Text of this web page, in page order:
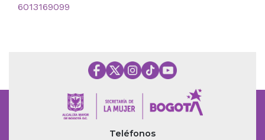
6013169099
Teléfonos